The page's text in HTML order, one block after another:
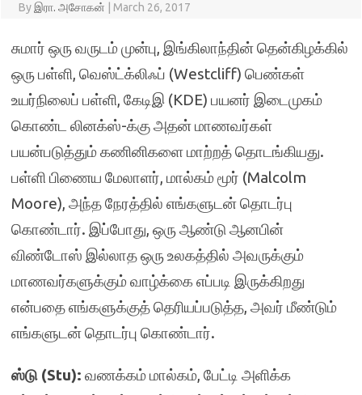
By இரா. அசோகன் March 26, 2017
சுமார் ஒரு வருடம் முன்பு, இங்கிலாந்தின் தென்கிழக்கில்
ஒரு பள்ளி, வெஸ்ட்க்லிஃப் (Westcliff) பெண்கள்
உயர்நிலைப் பள்ளி, கேடிஇ (KDE) பயனர் இடைமுகம்
கொண்ட லினக்ஸ்-க்கு அதன் மாணவர்கள்
பயன்படுத்தும் கணினிகளை மாற்றத் தொடங்கியது.
பள்ளி பிணைய மேலாளர், மால்கம் மூர் (Malcolm
Moore), அந்த நேரத்தில் எங்களுடன் தொடர்பு
கொண்டார். இப்போது, ஒரு ஆண்டு ஆனபின்
விண்டோஸ் இல்லாத ஒரு உலகத்தில் அவருக்கும்
மாணவர்களுக்கும் வாழ்க்கை எப்படி இருக்கிறது
என்பதை எங்களுக்குத் தெரியப்படுத்த, அவர் மீண்டும்
எங்களுடன் தொடர்பு கொண்டார்.
ஸ்டு (Stu): வணக்கம் மால்கம், பேட்டி அளிக்க